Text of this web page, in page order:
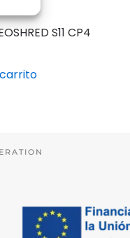
S11 CP4